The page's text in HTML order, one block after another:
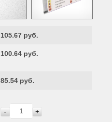
105.67 руб.
100.64 руб.
85.54 руб.
- +